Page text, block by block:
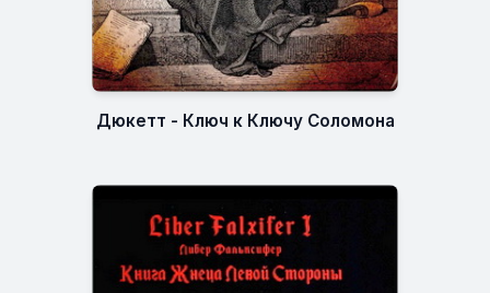
Дюкетт - Ключ к Ключу Соломона